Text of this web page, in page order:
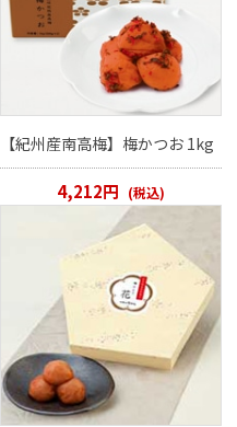
【紀州産南高梅】梅かつお 1kg
4,212円 (税込)